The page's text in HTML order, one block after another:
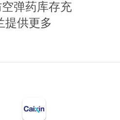
弹药库存充
提供更多